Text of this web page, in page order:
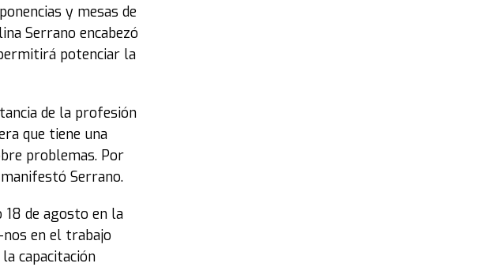
y mesas de
Serrano encabezó
potenciar la
de la profesión
que tiene una
problemas. Por
Serrano.
18 de agosto en la
en el trabajo
capacitación